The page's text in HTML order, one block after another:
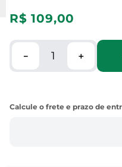
R$ 109,00
＋
－